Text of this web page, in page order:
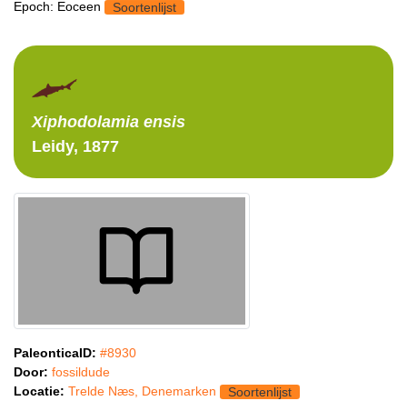
Epoch: Eoceen
Soortenlijst
Xiphodolamia ensis
Leidy, 1877
PaleonticaID: #8930
Door: fossildude
Locatie: Trelde Næs, Denemarken
Soortenlijst